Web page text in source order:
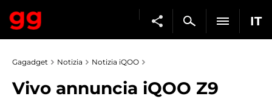
IT
Gagadget Notizia Notizia iQOO
Vivo annuncia iQOO Z9